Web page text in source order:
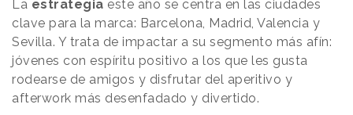
La estrategia este año se centra en las ciudades
clave para la marca: Barcelona, Madrid, Valencia y
Sevilla. Y trata de impactar a su segmento más afín:
jóvenes con espíritu positivo a los que les gusta
rodearse de amigos y disfrutar del aperitivo y
afterwork más desenfadado y divertido.